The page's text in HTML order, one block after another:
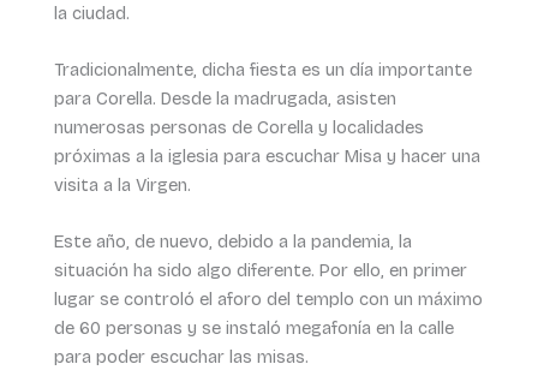
la ciudad.
Tradicionalmente, dicha fiesta es un día importante
para Corella. Desde la madrugada, asisten
numerosas personas de Corella y localidades
próximas a la iglesia para escuchar Misa y hacer una
visita a la Virgen.
Este año, de nuevo, debido a la pandemia, la
situación ha sido algo diferente. Por ello, en primer
lugar se controló el aforo del templo con un máximo
de 60 personas y se instaló megafonía en la calle
para poder escuchar las misas.